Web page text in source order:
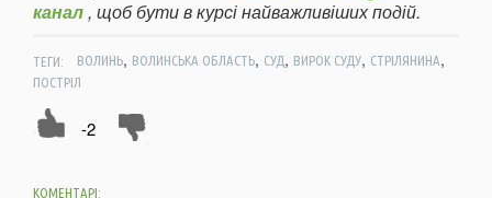
канал, щоб бути в курсі найважливіших подій.
ТЕГИ: ВОЛИНЬ, ВОЛИНСЬКА ОБЛАСТЬ, СУД, ВИРОК СУДУ, СТРІЛЯНИНА,
ПОСТРІЛ
-2
КОМЕНТАРІ: